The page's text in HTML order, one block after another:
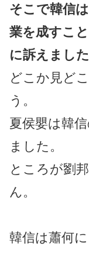
そこで韓信
業を成すこ
に訴えました
どこか見ど
う。
夏侯嬰は韓
ました。
ところが劉
ん。
韓信は蕭何